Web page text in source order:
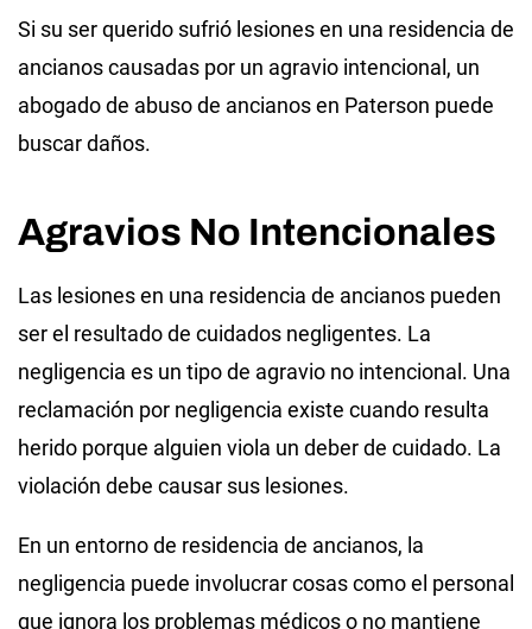
Si su ser querido sufrió lesiones en una residencia de
ancianos causadas por un agravio intencional, un
abogado de abuso de ancianos en Paterson puede
buscar daños.
Agravios No Intencionales
Las lesiones en una residencia de ancianos pueden
ser el resultado de cuidados negligentes. La
negligencia es un tipo de agravio no intencional. Una
reclamación por negligencia existe cuando resulta
herido porque alguien viola un deber de cuidado. La
violación debe causar sus lesiones.
En un entorno de residencia de ancianos, la
negligencia puede involucrar cosas como el personal
que ignora los problemas médicos o no mantiene